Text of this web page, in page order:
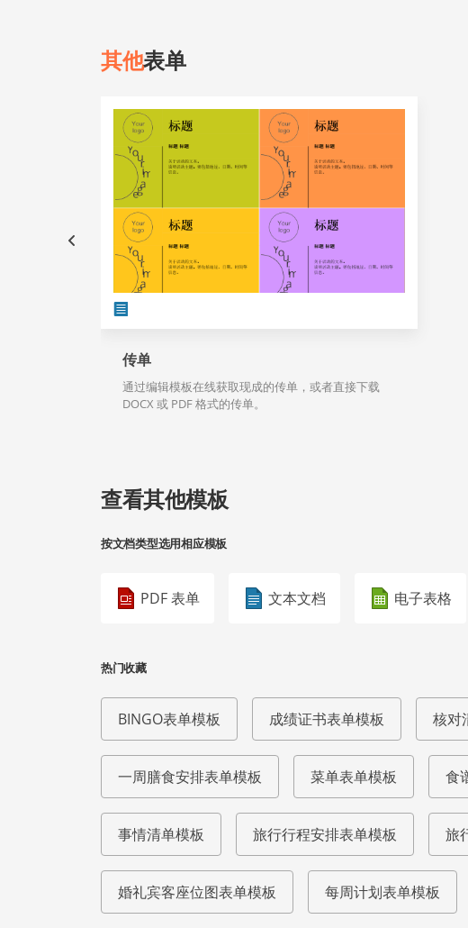
其他表单
传单
通过编辑模板在线获取现成的传单，或者直接下载
DOCX 或 PDF 格式的传单。
查看其他模板
按文档类型选用相应模板
PDF 表单 文本文档 电子表格
热门收藏
BINGO表单模板 成绩证书表单模板 核对
一周膳食安排表单模板 菜单表单模板 食
事情清单模板 旅行行程安排表单模板 旅
婚礼宾客座位图表单模板 每周计划表单模板